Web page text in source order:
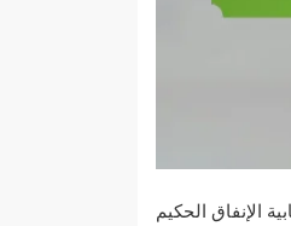
الإنفاق الحكيم